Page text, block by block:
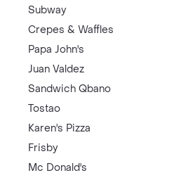
Subway
Crepes & Waffles
Papa John's
Juan Valdez
Sandwich Qbano
Tostao
Karen's Pizza
Frisby
Mc Donald's